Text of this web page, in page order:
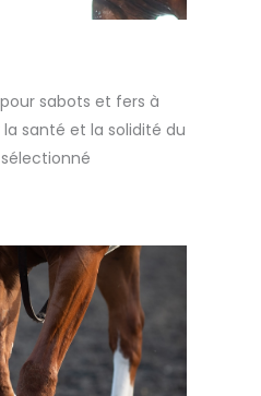
sabots et fers à
santé et la solidité du